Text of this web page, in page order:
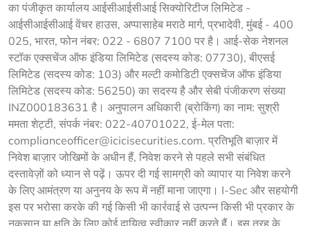
का पंजीकृत कार्यालय आईसीआईसीआई सिक्योरिटीज लिमिटेड -
आईसीआईसीआई वेंचर हाउस, अप्पासाहेब मराठे मार्ग, प्रभादेवी, मुंबई - 400
025, भारत, फोन नंबर: 022 - 6807 7100 पर है। आई-सेक नेशनल
स्टॉक एक्सचेंज ऑफ इंडिया लिमिटेड (सदस्य कोड: 07730), बीएसई
लिमिटेड (सदस्य कोड: 103) और मल्टी कमोडिटी एक्सचेंज ऑफ इंडिया
लिमिटेड (सदस्य कोड: 56250) का सदस्य है और सेबी पंजीकरण संख्या
INZ000183631 है। अनुपालन अधिकारी (ब्रोकिंग) का नाम: सुश्री
ममता शेट्टी, संपर्क नंबर: 022-40701022, ई-मेल पता:
complianceofficer@icicisecurities.com. प्रतिभूति बाज़ार में
निवेश बाज़ार जोखिमों के अधीन हैं, निवेश करने से पहले सभी संबंधित
दस्तावेज़ों को ध्यान से पढ़ें। ऊपर दी गई सामग्री को व्यापार या निवेश करने
के लिए आमंत्रण या अनुनय के रूप में नहीं माना जाएगा। I-Sec और सहयोगी
इस पर भरोसा करके की गई किसी भी कार्रवाई से उत्पन्न किसी भी प्रकार के
नुकसान या क्षति के लिए कोई दायित्व स्वीकार नहीं करते हैं। इस तरह के